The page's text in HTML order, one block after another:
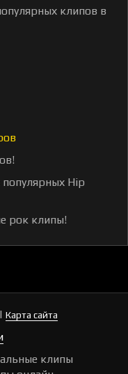
клипов в
Hip
рок клипы!
| Карта сайта
клипы